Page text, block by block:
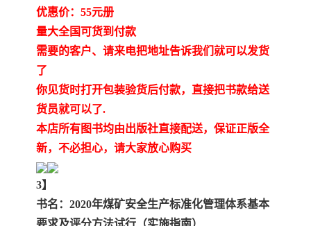
优惠价：55元册
量大全国可货到付款
需要的客户、请来电把地址告诉我们就可以发货
了
你见货时打开包装验货后付款，直接把书款给送
货员就可以了.
本店所有图书均由出版社直接配送，保证正版全
新，不必担心，请大家放心购买
3】
书名：2020年煤矿安全生产标准化管理体系基本
冶金工业建设工程概算定
额
天津建设工程预算定额 20kv及以下配电网工程预
算定额
广东省水利水电概预算定 全国消耗量工程定额
四川省清单计价定额
额